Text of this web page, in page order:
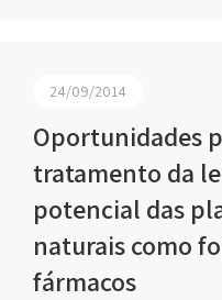
24/09/2014
Oportunidades
tratamento da
potencial das
naturais como
fármacos